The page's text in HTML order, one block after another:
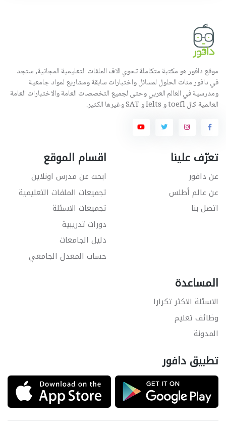
موقع دافور هو مكتبة متكاملة تحوي الاف الملفات التعليمية المجانية, ستجد
في دافور مئات الحلول لمسائل واختبارات سابقة ومشاريع لمواد جامعية
ومدرسية في العالم العربي وحتى لجميع التخصصات العامة والاختبارات العامة
العالمية كال toefl و Ielts و SAT وغيرها الكثير.
تعرّف علينا
عن دافور
عن عالم أطلس
اتصل بنا
اقسام الموقع
ابحث عن مدرس اونلاين
تجميعات الملفات التعليمية
تجميعات الاسئلة
دورات تدريبية
دليل الجامعات
حساب المعدل الجامعي
المساعدة
الاسئلة الاكثر تكرارا
وظائف تعليم
المدونة
تطبيق دافور